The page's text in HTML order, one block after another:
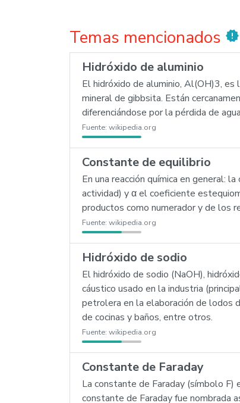
Temas mencionados new_releases
Hidróxido de aluminio
El hidróxido de aluminio, Al(OH)3, es
mineral de gibbsita. Están
diferenciándose por la pérdida de
Fuente: wikipedia.org
Constante de equilibrio
En una reacción química en general:
actividad) y α el coeficiente
productos como numerador y de los
Fuente: wikipedia.org
Hidróxido de sodio
El hidróxido de sodio (NaOH),
cáustico usado en la industria
petrolera en la elaboración de lodos
de cocinas y baños, entre otros.
Fuente: wikipedia.org
Constante de Faraday
La constante de Faraday (símbolo F)
constante de Faraday fue nombrada